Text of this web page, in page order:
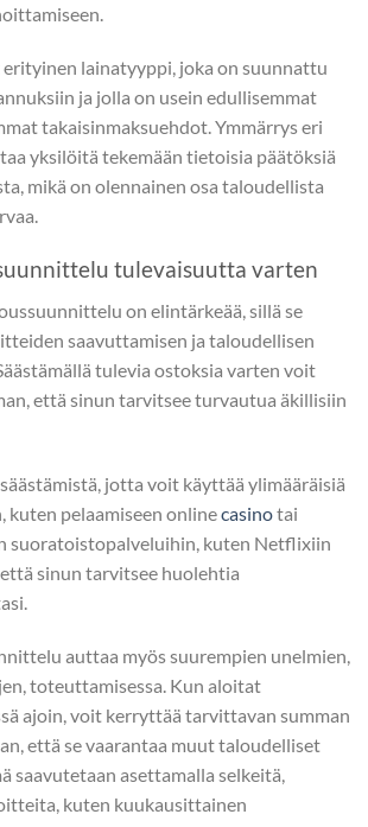
lainatyyppi, joka on suunnattu
ja jolla on usein edullisemmat
takaisinmaksuehdot. Ymmärrys eri
yksilöitä tekemään tietoisia päätöksiä
mikä on olennainen osa taloudellista
tulevaisuutta varten
on elintärkeää, sillä se
saavuttamisen ja taloudellisen
tulevia ostoksia varten voit
että sinun tarvitsee turvautua äkillisiin
jotta voit käyttää ylimääräisiä
kuten pelaamiseen onlinecasinotai
suoratoistopalveluihin, kuten Netflixiin
sinun tarvitsee huolehtia
auttaa myös suurempien unelmien,
toteuttamisessa. Kun aloitat
ajoin, voit kerryttää tarvittavan summan
että se vaarantaa muut taloudelliset
saavutetaan asettamalla selkeitä,
kuten kuukausittainen